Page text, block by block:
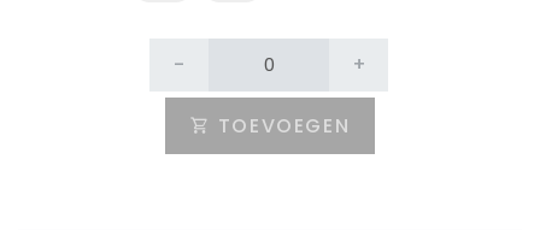
- +
TOEVOEGEN